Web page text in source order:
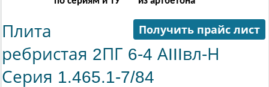
Получить прайс лист
Плита
ребристая 2ПГ 6-4 АIIIвл-Н
Серия 1.465.1-7/84